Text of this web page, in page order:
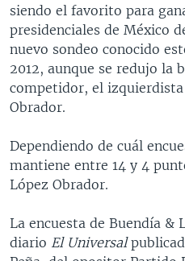
DEPORTIVO INTERNACIONAL
NOTA ECONÓMICA
ENTRETENIMIENTO
Idiomas
siendo el favorito para
presidenciales de México
nuevo sondeo conocido
2012, aunque se redujo la
competidor, el
Obrador.
Dependiendo de cuál
mantiene entre 14 y 4
López Obrador.
La encuesta de Buendía &
diario El Universal